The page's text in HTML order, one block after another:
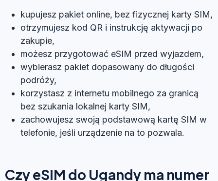
kupujesz pakiet online, bez fizycznej karty SIM,
otrzymujesz kod QR i instrukcję aktywacji po
zakupie,
możesz przygotować eSIM przed wyjazdem,
wybierasz pakiet dopasowany do długości
podróży,
korzystasz z internetu mobilnego za granicą
bez szukania lokalnej karty SIM,
zachowujesz swoją podstawową kartę SIM w
telefonie, jeśli urządzenie na to pozwala.
Czy eSIM do Ugandy ma numer